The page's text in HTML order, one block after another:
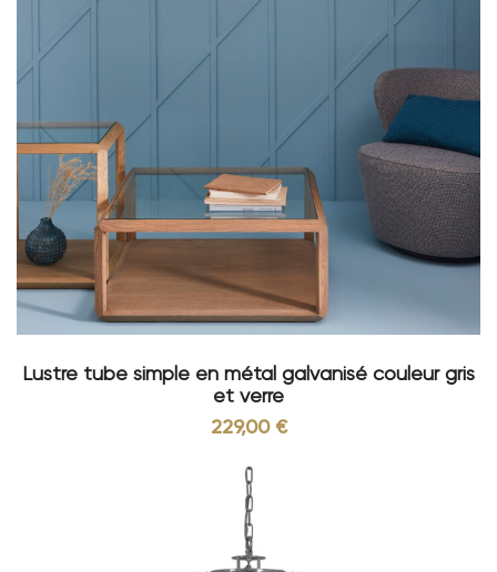
Lustre tube simple en métal galvanisé couleur gris
et verre
229,00 €